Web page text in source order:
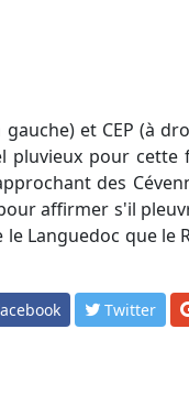
pluvieux pour cette
des
affirmer s'il
Languedoc que le
Twitter